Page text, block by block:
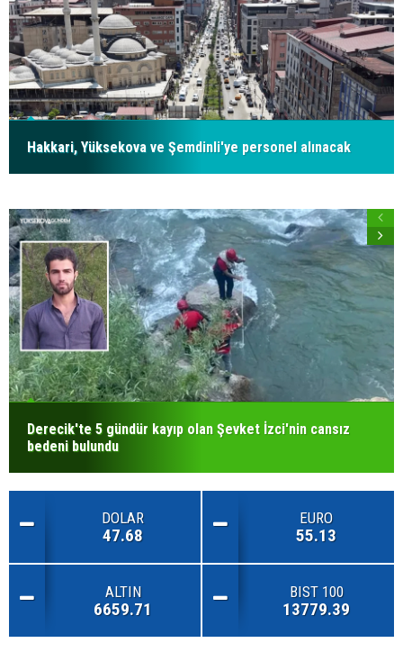
Hakkari, Yüksekova ve Şemdinli'ye personel alınacak
Derecik'te 5 gündür kayıp olan Şevket İzci'nin cansız
bedeni bulundu
DOLAR
47.68
EURO
55.13
ALTIN
6659.71
BIST 100
13779.39